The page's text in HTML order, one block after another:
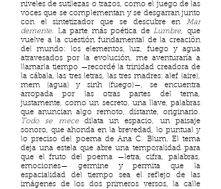
niveles de sutilezas o trazos, como el juego de las
voces que se complementan y se desgarran junto
con el sintetizador que se descubre en Mar
demente. La parte más poética deLumbre, que
vuelve a la cuestión fundamental de la creación
del mundo: los elementos, luz, fuego y agua
atravesados por la evolución, me aventuraría a
llamarla tiempo —recordé la trinidad creadora de
la cábala, las tres letras, las tres madres: alef (aire),
mem (agua) y sinh (fuego)—, se encuentra
arropada por las otras partes del tema,
justamente, como un secreto, una llave, palabras
que anuncian algo remoto, distante, originario.
Todo se mece dilata un espacio, un paisaje
sonoro, que ahonda en la brevedad, lo puntual y
lo preciso del poema de Ana C. Blum. El tema
deja una estela que abre una temporalidad para
que el fruto del poema —letra, cifra, palabras,
emociones— germine y permita que la
espacialidad del tiempo sea el reflejo de las
imágenes de los dos primeros versos, la calle